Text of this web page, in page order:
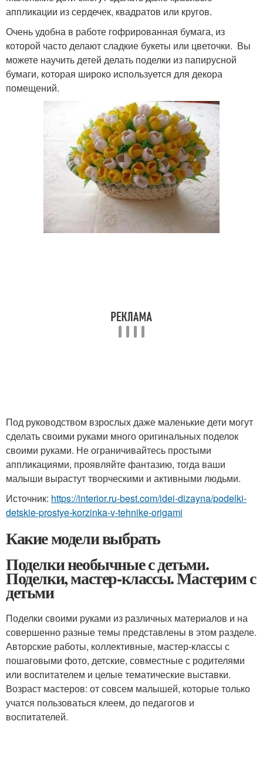
аппликации из сердечек, квадратов или кругов.
Очень удобна в работе гофрированная бумага, из
которой часто делают сладкие букеты или цветочки. Вы
можете научить детей делать поделки из папирусной
бумаги, которая широко используется для декора
помещений.
Под руководством взрослых даже маленькие дети могут
сделать своими руками много оригинальных поделок
своими руками. Не ограничивайтесь простыми
аппликациями, проявляйте фантазию, тогда ваши
малыши вырастут творческими и активными людьми.
Источник: https://interior.ru-best.com/idei-dizayna/podelki-
detskie-prostye-korzinka-v-tehnike-origami
Какие модели выбрать
Поделки необычные с детьми.
Поделки, мастер-классы. Мастерим с
детьми
Поделки своими руками из различных материалов и на
совершенно разные темы представлены в этом разделе.
Авторские работы, коллективные, мастер-классы с
пошаговыми фото, детские, совместные с родителями
или воспитателем и целые тематические выставки.
Возраст мастеров: от совсем малышей, которые только
учатся пользоваться клеем, до педагогов и
воспитателей.